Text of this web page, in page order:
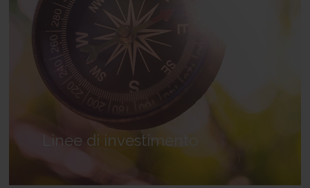
Linee di investimento